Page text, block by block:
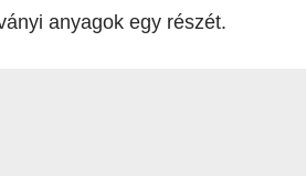
anyagok egy részét.